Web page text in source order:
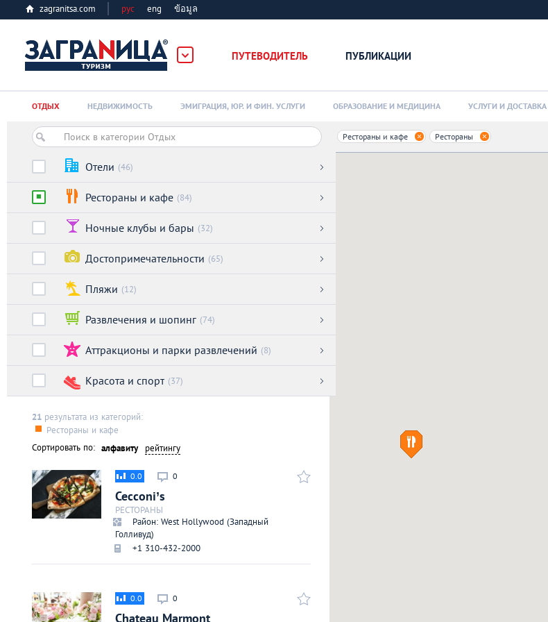
zagranitsa.com рус eng ข้อมูล
ПУТЕВОДИТЕЛЬ ПУБЛИКАЦИИ
Алматы
Киев
Лондон
Лос-Анджелес
Москва
Париж
Паттайя
Пхукет
ОТДЫХ НЕДВИЖИМОСТЬ ЭМИГРАЦИЯ, ЮР. И ФИН. УСЛУГИ ОБРАЗОВАНИЕ И МЕДИЦИНА УСЛУГИ И ДОСТАВКА
Отели (46)
Рестораны и кафе (84)
Ночные клубы и бары (32)
Достопримечательности (65)
Пляжи (12)
Развлечения и шопинг (74)
Аттракционы и парки развлечений (8)
Красота и спорт (37)
21 результата из категорий:
Рестораны и кафе
Сортировать по: алфавиту рейтингу
0
0.0
Cecconi’s
РЕСТОРАНЫ
Район: West Hollywood (Западный
Голливуд)
+1 310-432-2000
0
0.0
Chateau Marmont
Рестораны и кафе Рестораны